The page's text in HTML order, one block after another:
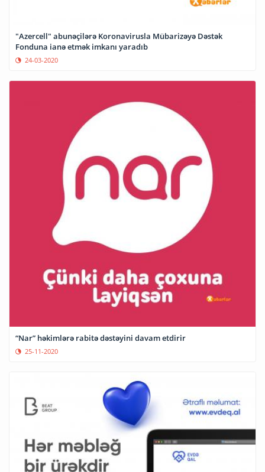
"Azercell" abunəçilərə Koronavirusla Mübarizəyə Dəstək
Fonduna ianə etmək imkanı yaradıb
24-03-2020
“Nar” həkimlərə rabitə dəstəyini davam etdirir
25-11-2020